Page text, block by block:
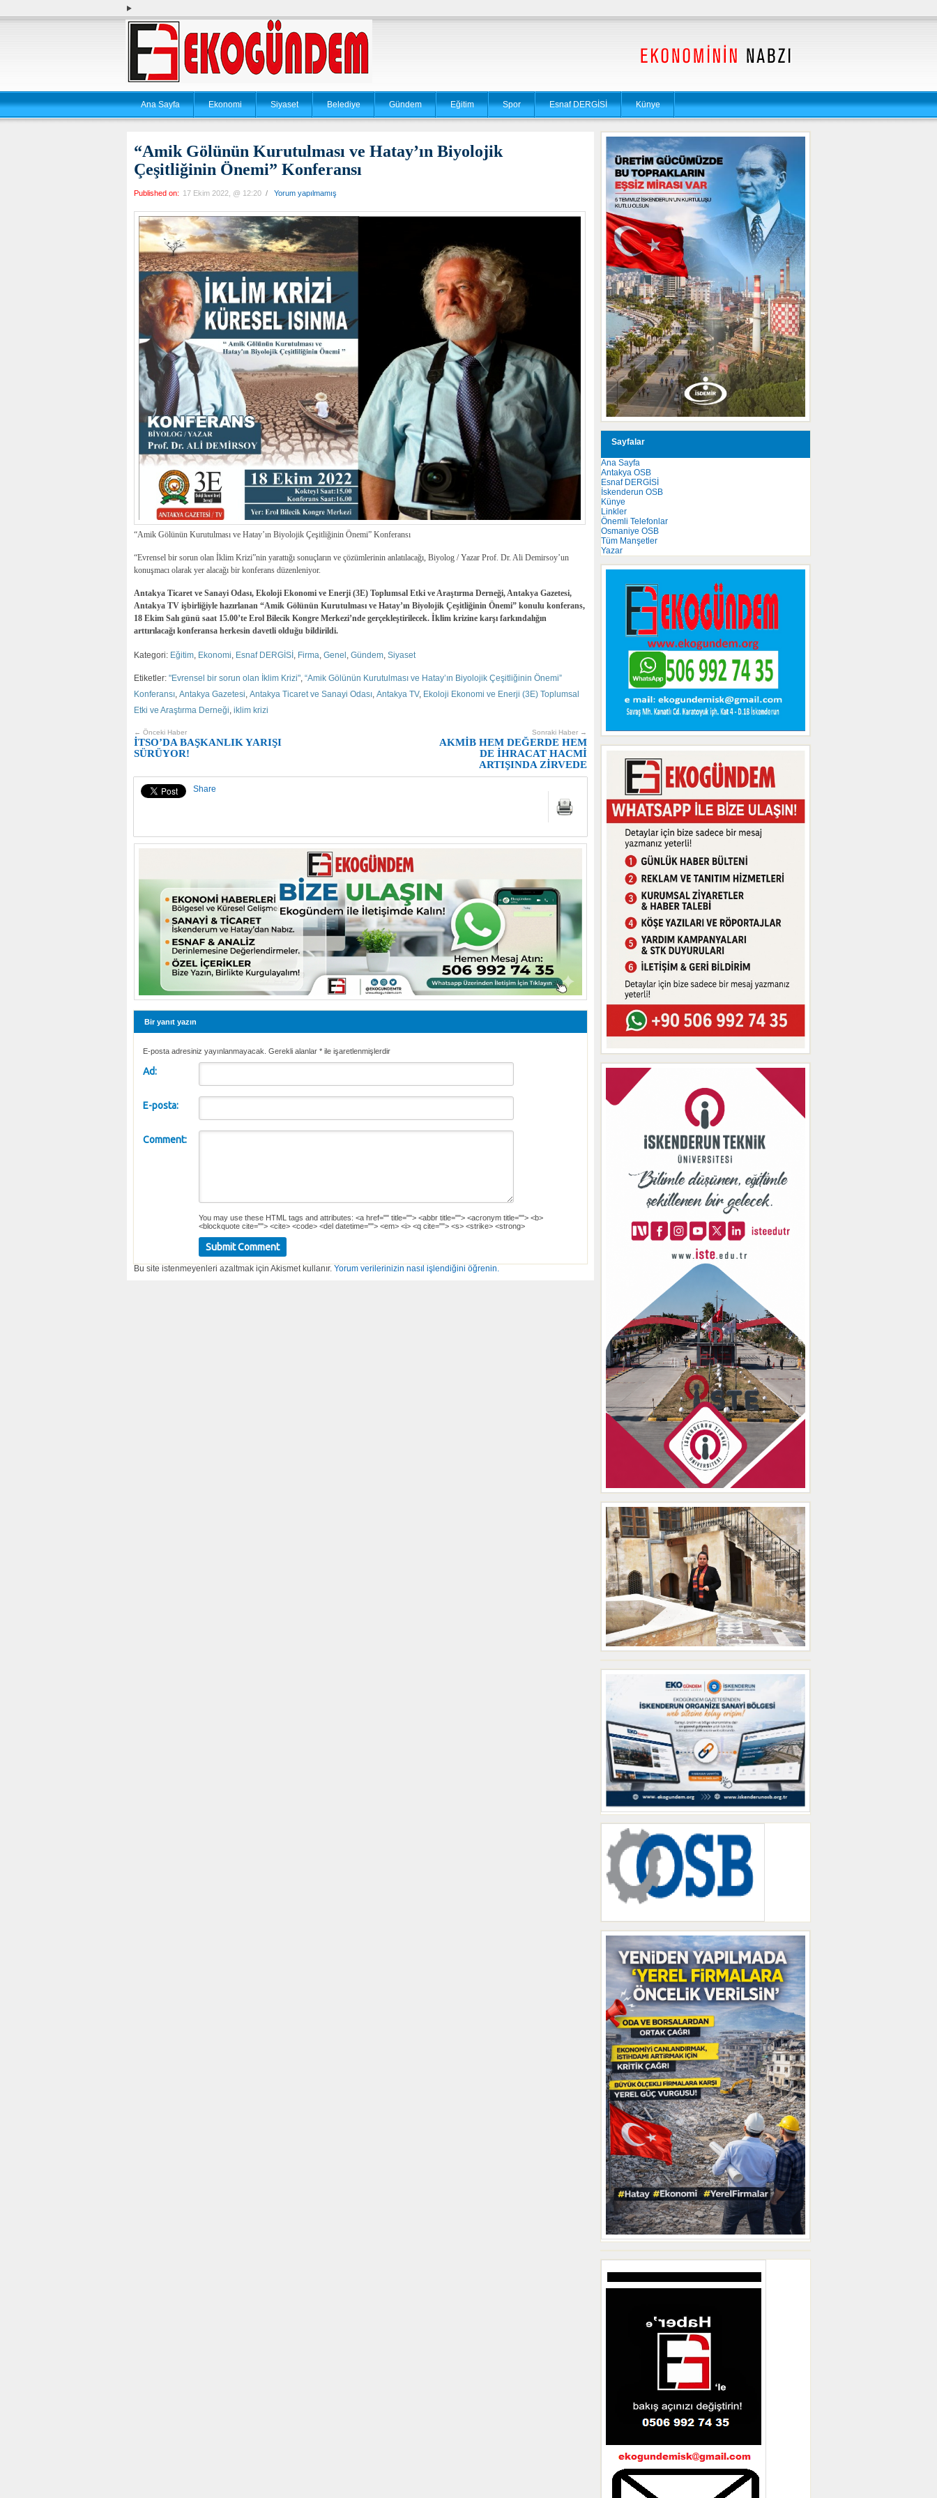
Ana Sayfa Ekonomi Siyaset Belediye Gündem Eğitim Spor Esnaf DERGİSİ Künye
“Amik Gölünün Kurutulması ve Hatay’ın Biyolojik
Çeşitliğinin Önemi” Konferansı
Published on: 17 Ekim 2022, @ 12:20 / Yorum yapılmamış
“Amik Gölünün Kurutulması ve Hatay’ın Biyolojik Çeşitliğinin Önemi” Konferansı
“Evrensel bir sorun olan İklim Krizi”nin yarattığı sonuçların ve çözümlerinin anlatılacağı, Biyolog / Yazar Prof. Dr. Ali Demirsoy’un
konuşmacı olarak yer alacağı bir konferans düzenleniyor.
Antakya Ticaret ve Sanayi Odası, Ekoloji Ekonomi ve Enerji (3E) Toplumsal Etki ve Araştırma Derneği, Antakya Gazetesi,
Antakya TV işbirliğiyle hazırlanan “Amik Gölünün Kurutulması ve Hatay’ın Biyolojik Çeşitliğinin Önemi” konulu konferans,
18 Ekim Salı günü saat 15.00’te Erol Bilecik Kongre Merkezi’nde gerçekleştirilecek. İklim krizine karşı farkındalığın
arttırılacağı konferansa herkesin davetli olduğu bildirildi.
Kategori: Eğitim Ekonomi Esnaf DERGİSİ Firma Genel Gündem Siyaset
Etiketler: "Evrensel bir sorun olan İklim Krizi" “Amik Gölünün Kurutulması ve Hatay’ın Biyolojik Çeşitliğinin Önemi”
Konferansı Antakya Gazetesi Antakya Ticaret ve Sanayi Odası Antakya TV, Ekoloji Ekonomi ve Enerji (3E) Toplumsal
Etki ve Araştırma Derneği iklim krizi
Sonraki Haber →
AKMİB HEM DEĞERDE HEM
DE İHRACAT HACMİ
ARTIŞINDA ZİRVEDE
← Önceki Haber
İTSO’DA BAŞKANLIK YARIŞI
SÜRÜYOR!
Share
Bir yanıt yazın
E-posta adresiniz yayınlanmayacak. Gerekli alanlar * ile işaretlenmişlerdir
Ad:
E-posta:
Comment:
You may use these HTML tags and attributes: <a href="" title=""> <abbr title=""> <acronym title=""> <b>
<blockquote cite=""> <cite> <code> <del datetime=""> <em> <i> <q cite=""> <s> <strike> <strong>
Bu site istenmeyenleri azaltmak için Akismet kullanır. Yorum verilerinizin nasıl işlendiğini öğrenin.
Sayfalar
Ana Sayfa
Antakya OSB
Esnaf DERGİSİ
İskenderun OSB
Künye
Linkler
Önemli Telefonlar
Osmaniye OSB
Tüm Manşetler
Yazar